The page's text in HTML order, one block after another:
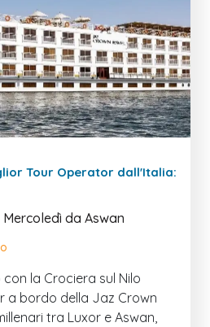
Tour Operator dall'Italia:
da Aswan
la Crociera sul Nilo
a bordo della Jaz Crown
tra Luxor e Aswan,